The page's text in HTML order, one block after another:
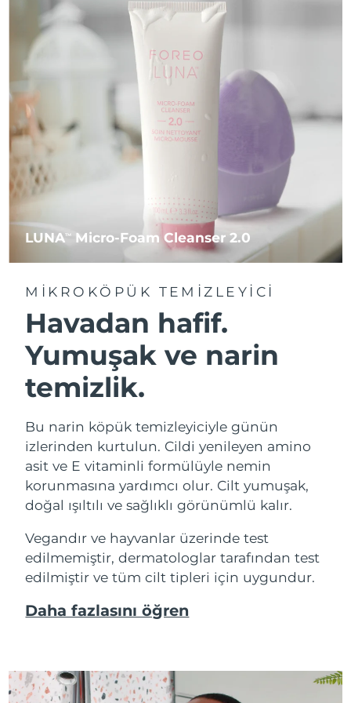
LUNATM Micro-Foam Cleanser 2.0
MIKROKÖPÜK TEMIZLEYICI
Havadan hafif.
Yumuşak ve narin
temizlik.
Bu narin köpük temizleyiciyle günün
izlerinden kurtulun. Cildi yenileyen amino
asit ve E vitaminli formülüyle nemin
korunmasına yardımcı olur. Cilt yumuşak,
doğal ışıltılı ve sağlıklı görünümlü kalır.
Vegandır ve hayvanlar üzerinde test
edilmemiştir, dermatologlar tarafından test
edilmiştir ve tüm cilt tipleri için uygundur.
Daha fazlasını öğren